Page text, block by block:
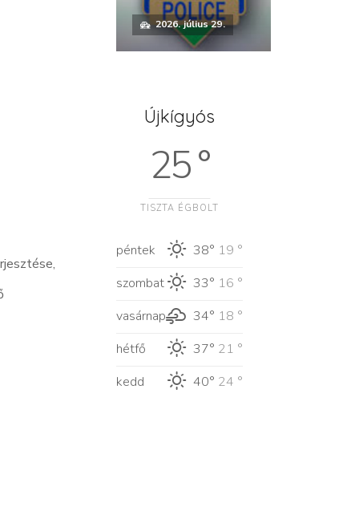
2026. július 29.
Újkígyós
25 °
TISZTA ÉGBOLT
péntek 38° 19 °
szombat
33° 16 °
vasárnap
34° 18 °
hétfő
37° 21 °
kedd
40° 24 °